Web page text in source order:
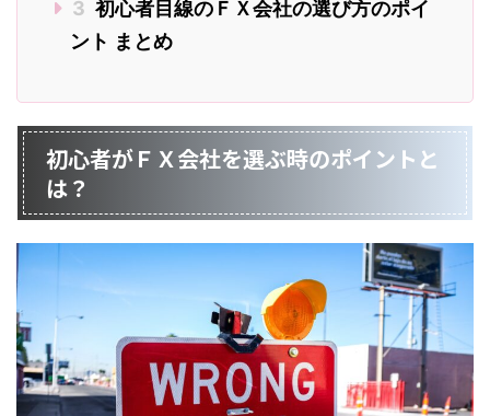
3 初心者目線のＦＸ会社の選び方のポイ
ント まとめ
初心者がＦＸ会社を選ぶ時のポイントと
は？